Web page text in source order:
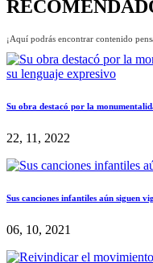
¡Aquí podrás encontrar contenido
Su obra destacó por la
22, 11, 2022
Sus canciones infantiles aún siguen
06, 10, 2021